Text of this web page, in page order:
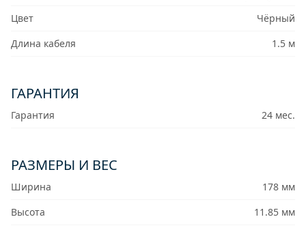
Цвет
Чёрный
Длина кабеля
1.5 м
ГАРАНТИЯ
Гарантия 24 мес.
РАЗМЕРЫ И ВЕС
Ширина
178 мм
Высота
11.85 мм